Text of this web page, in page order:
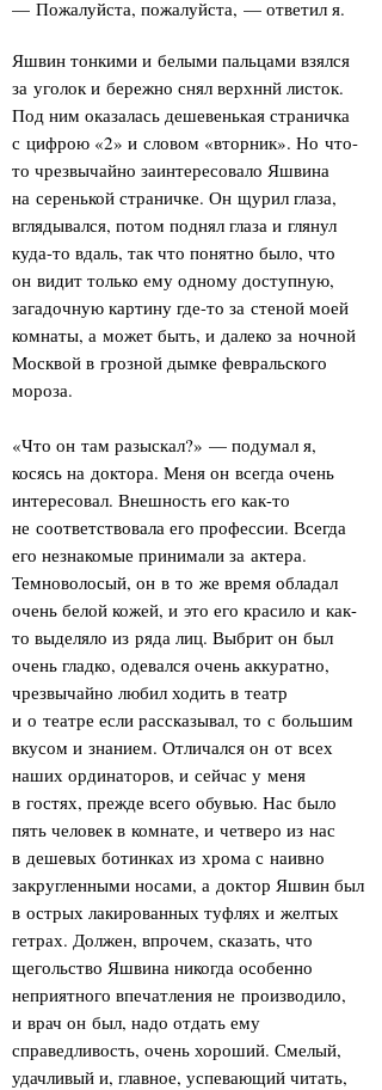
— Пожалуйста, пожалуйста, — ответил я.
Яшвин тонкими и белыми пальцами взялся
за уголок и бережно снял верхннй листок.
Под ним оказалась дешевенькая страничка
с цифрою «2» и словом «вторник». Но что-
то чрезвычайно заинтересовало Яшвина
на серенькой страничке. Он щурил глаза,
вглядывался, потом поднял глаза и глянул
куда-то вдаль, так что понятно было, что
он видит только ему одному доступную,
загадочную картину где-то за стеной моей
комнаты, а может быть, и далеко за ночной
Москвой в грозной дымке февральского
мороза.
«Что он там разыскал?» — подумал я,
косясь на доктора. Меня он всегда очень
интересовал. Внешность его как-то
не соответствовала его профессии. Всегда
его незнакомые принимали за актера.
Темноволосый, он в то же время обладал
очень белой кожей, и это его красило и как-
то выделяло из ряда лиц. Выбрит он был
очень гладко, одевался очень аккуратно,
чрезвычайно любил ходить в театр
и о театре если рассказывал, то с большим
вкусом и знанием. Отличался он от всех
наших ординаторов, и сейчас у меня
в гостях, прежде всего обувью. Нас было
пять человек в комнате, и четверо из нас
в дешевых ботинках из хрома с наивно
закругленными носами, а доктор Яшвин был
в острых лакированных туфлях и желтых
гетрах. Должен, впрочем, сказать, что
щегольство Яшвина никогда особенно
неприятного впечатления не производило,
и врач он был, надо отдать ему
справедливость, очень хороший. Смелый,
удачливый и, главное, успевающий читать,